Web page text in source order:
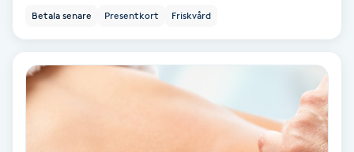
Hot Stone Massage
Hudföryngring
Betala senare Presentkort Friskvård